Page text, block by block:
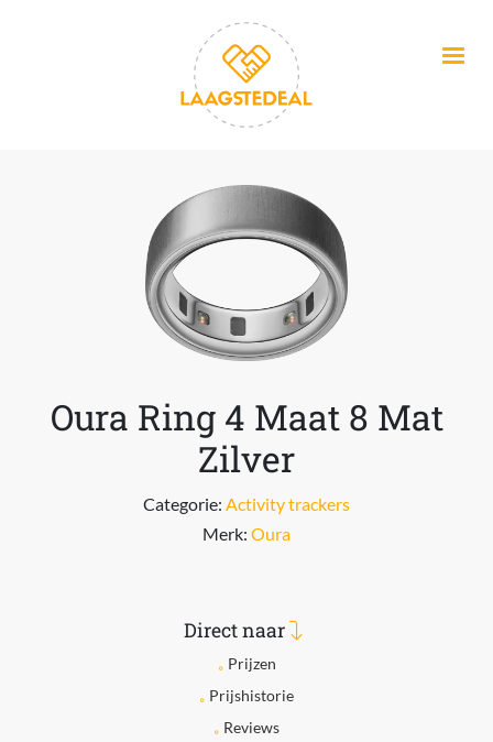
Oura Ring 4 Maat 8 Mat
Zilver
Categorie: Activity trackers
Merk: Oura
Direct naar
Prijzen
Prijshistorie
Reviews